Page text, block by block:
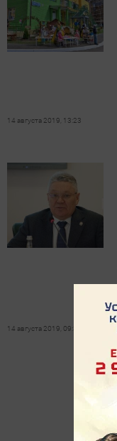
14 августа 2019, 13:23
14 августа 2019, 09:36